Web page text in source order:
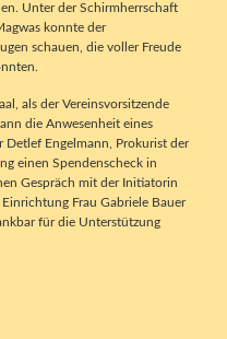
Unter der Schirmherrschaft
konnte der
schauen, die voller Freude
als der Vereinsvorsitzende
die Anwesenheit eines
Detlef Engelmann, Prokurist der
einen Spendenscheck in
Gespräch mit der Initiatorin
Frau Gabriele Bauer
für die Unterstützung